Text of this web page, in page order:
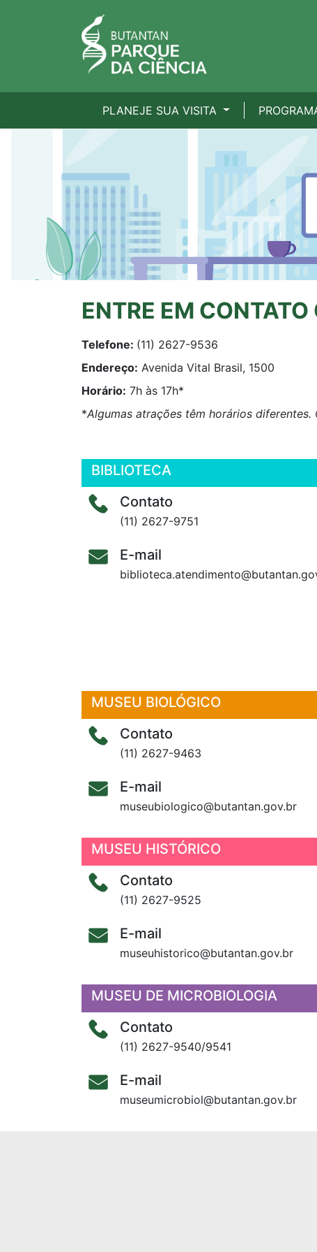
PLANEJE SUA VISITA
ENTRE EM
Telefone: (11) 2627-9536
Endereço: Avenida Vital Brasil, 1500
Horário: 7h às 17h*
*Algumas atrações têm horários diferentes.
BIBLIOTECA
Contato
(11) 2627-9751
E-mail
MUSEU BIOLÓGICO
Contato
(11) 2627-9463
E-mail
museubiologico@butantan.gov.br
MUSEU HISTÓRICO
Contato
(11) 2627-9525
E-mail
museuhistorico@butantan.gov.br
MUSEU DE MICROBIOLOGIA
Contato
(11) 2627-9540/9541
E-mail
museumicrobiol@butantan.gov.br